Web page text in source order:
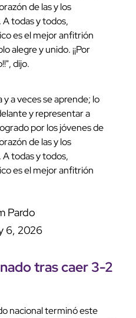
de las y los
todas y todos,
es el mejor anfitrión
alegre y unido. ¡¡Por
dijo.
y a veces se aprende; lo
y representar a
por los jóvenes de
de las y los
todas y todos,
es el mejor anfitrión
Pardo
6, 2026
tras caer3-2
nacional terminó este